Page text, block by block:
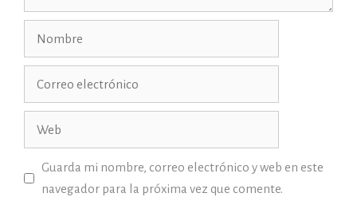
Guarda mi nombre, correo electrónico y web en este
navegador para la próxima vez que comente.